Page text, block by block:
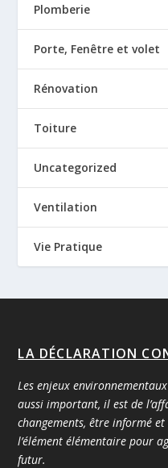
Plomberie
Porte, Fenêtre et volet
Rénovation
Toiture
Uncategorized
Ventilation
Vie Pratique
LA DÉCLARATION
Les enjeux
aussi important, il est de
changements, être informé
l’élément élémentaire pour
futur.